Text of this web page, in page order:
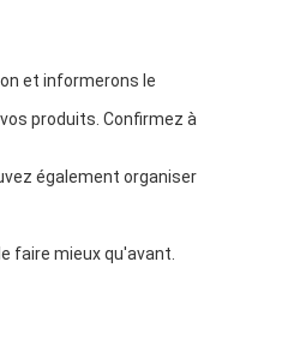
et informerons le
produits. Confirmez à
également organiser
faire mieux qu'avant.